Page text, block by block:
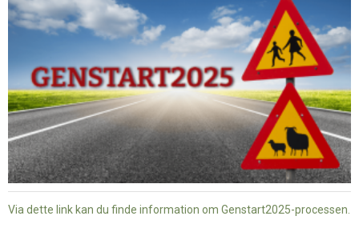
Via dette link kan du finde information om Genstart2025-processen.